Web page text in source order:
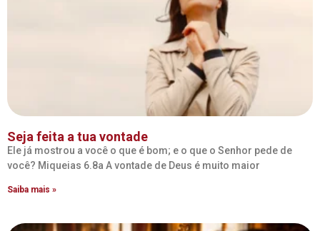
Seja feita a tua vontade
Ele já mostrou a você o que é bom; e o que o Senhor pede de
você? Miqueias 6.8a A vontade de Deus é muito maior
Saiba mais »